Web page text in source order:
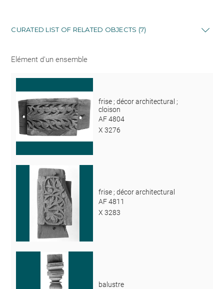
CURATED LIST OF RELATED OBJECTS (7)
Elément d'un ensemble
frise ; décor architectural ;
cloison
AF 4804
X 3276
frise ; décor architectural
AF 4811
X 3283
balustre